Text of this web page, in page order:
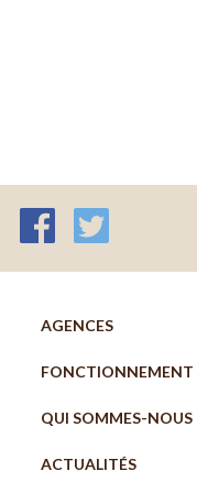
AGENCES
FONCTIONNEMENT
QUI SOMMES-NOUS
ACTUALITÉS